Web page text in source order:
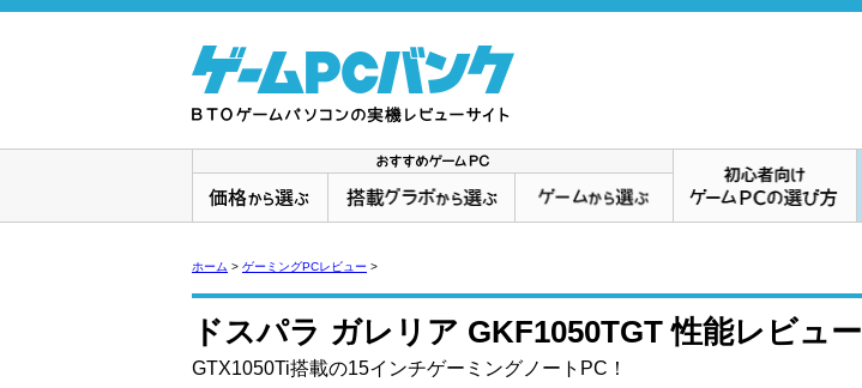
ホーム > ゲーミングPCレビュー >
ドスパラ ガレリア GKF1050TGT 性能レビュー
GTX1050Ti搭載の15インチゲーミングノートPC！